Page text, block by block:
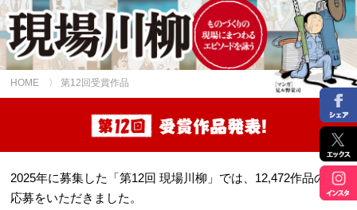
HOME 〉 第12回受賞作品
2025年に募集した「第12回 現場川柳」では、12,472作品のご
応募をいただきました。